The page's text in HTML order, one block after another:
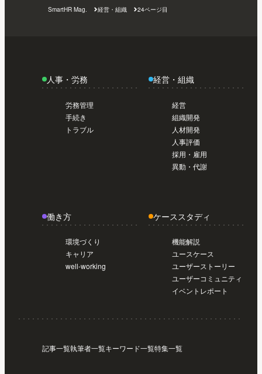
SmartHR Mag. 経営・組織 24ページ目
人事・労務
労務管理
手続き
トラブル
経営・組織
経営
組織開発
人材開発
人事評価
採用・雇用
異動・代謝
働き方
環境づくり
キャリア
well-working
ケーススタディ
機能解説
ユースケース
ユーザーストーリー
ユーザーコミュニティ
イベントレポート
記事一覧執筆者一覧キーワード一覧特集一覧